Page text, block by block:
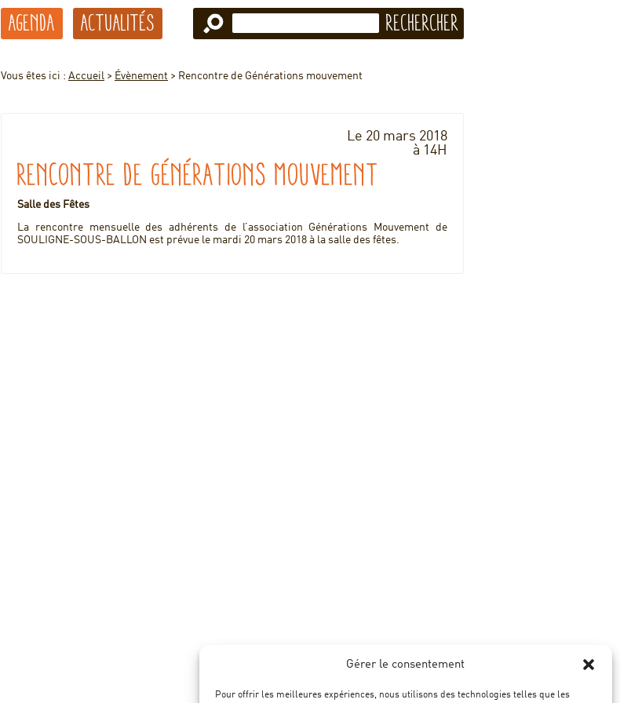
Gérer le consentement
Pour offrir les meilleures expériences, nous utilisons des technologies telles que les
Agenda Actualités
Vous êtes ici : Accueil > Évènement > Rencontre de Générations mouvement
Le 20 mars 2018
à 14H
Rencontre de Générations mouvement
Salle des Fêtes
La rencontre mensuelle des adhérents de l’association Générations Mouvement de
SOULIGNE-SOUS-BALLON est prévue le mardi 20 mars 2018 à la salle des fêtes.